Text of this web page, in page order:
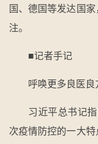
国、德国等发达国
注。
■记者手记
呼唤更多良医良
习近平总书记
次疫情防控的一大